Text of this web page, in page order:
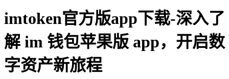
imtoken官方版app下载-深入了
解 im 钱包苹果版 app，开启数
字资产新旅程